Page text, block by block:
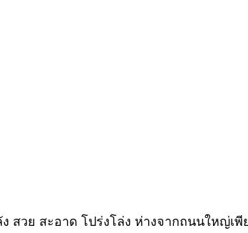
วย สะอาด โปร่งโล่ง ห่างจากถนนใหญ่เพี